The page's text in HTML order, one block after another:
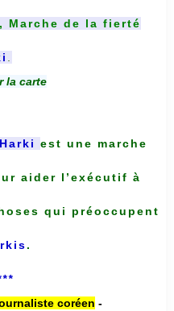
, Marche de la fierté
la carte
Harki est une marche
aider l’exécutif à
qui préoccupent
.
coréen -